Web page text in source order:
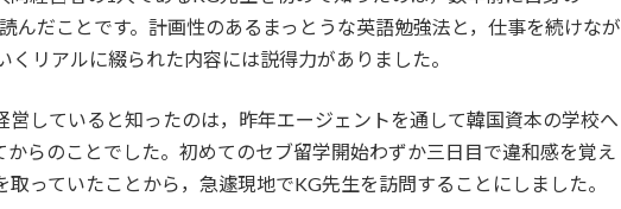
んだことです。計画性のあるまっとうな英語勉強法と，仕事を続けなが
くリアルに綴られた内容には説得力がありました。
営していると知ったのは，昨年エージェントを通して韓国資本の学校へ
らのことでした。初めてのセブ留学開始わずか三日目で違和感を覚え
っていたことから，急遽現地でKG先生を訪問することにしました。